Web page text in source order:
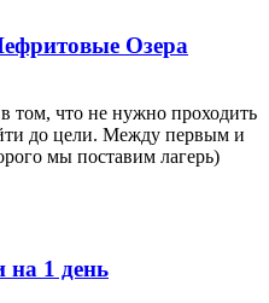
Озера
том, что не нужно проходить
до цели. Между первым и
мы поставим лагерь)
на 1 день